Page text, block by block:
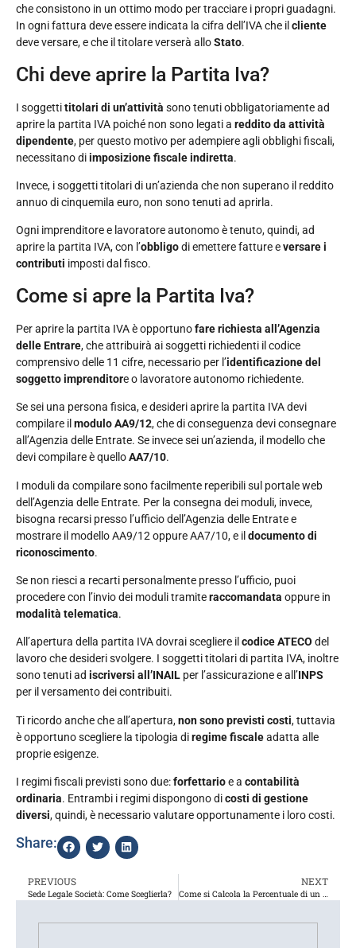
che consistono in un ottimo modo per tracciare i propri guadagni.
In ogni fattura deve essere indicata la cifra dell’IVA che il cliente
deve versare, e che il titolare verserà alloStato.
Chi deve aprire la Partita Iva?
I soggettititolari di un’attività sono tenuti obbligatoriamente ad
aprire la partita IVA poiché non sono legati a reddito da attività
dipendente, per questo motivo per adempiere agli obblighi fiscali,
necessitano diimposizione fiscale indiretta.
Invece, i soggetti titolari di un’azienda che non superano il reddito
annuo di cinquemila euro, non sono tenuti ad aprirla.
Ogni imprenditore e lavoratore autonomo è tenuto, quindi, ad
aprire la partita IVA, con l’obbligodi emettere fatture eversare i
contributi imposti dal fisco.
Come si apre la Partita Iva?
Per aprire la partita IVA è opportunofare richiesta all’Agenzia
delle Entrare, che attribuirà ai soggetti richiedenti il codice
comprensivo delle 11 cifre, necessario per l’identificazione del
soggetto imprenditore o lavoratore autonomo richiedente.
Se sei una persona fisica, e desideri aprire la partita IVA devi
compilare il modulo AA9/12, che di conseguenza devi consegnare
all’Agenzia delle Entrate. Se invece sei un’azienda, il modello che
devi compilare è quelloAA7/10.
I moduli da compilare sono facilmente reperibili sul portale web
dell’Agenzia delle Entrate. Per la consegna dei moduli, invece,
bisogna recarsi presso l’ufficio dell’Agenzia delle Entrate e
mostrare il modello AA9/12 oppure AA7/10, e il documento di
riconoscimento.
Se non riesci a recarti personalmente presso l’ufficio, puoi
procedere con l’invio dei moduli tramiteraccomandata oppure in
modalità telematica.
All’apertura della partita IVA dovrai scegliere il codice ATECO del
lavoro che desideri svolgere. I soggetti titolari di partita IVA, inoltre
sono tenuti ad iscriversi all’INAIL per l’assicurazione e all’INPS
per il versamento dei contribuiti.
Ti ricordo anche che all’apertura,non sono previsti costi, tuttavia
è opportuno scegliere la tipologia diregime fiscaleadatta alle
proprie esigenze.
I regimi fiscali previsti sono due:forfettarioe a contabilità
ordinaria. Entrambi i regimi dispongono dicosti di gestione
diversi, quindi, è necessario valutare opportunamente i loro costi.
Share:
PREVIOUS
Sede Legale Società: Come Sceglierla?
NEXT
Come si Calcola la Percentuale di un Numero? Formula per il Calcolo